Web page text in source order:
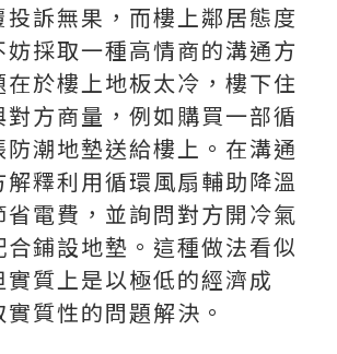
訴無果，而樓上鄰居態度
採取一種高情商的溝通方
於樓上地板太冷，樓下住
方商量，例如購買一部循
潮地墊送給樓上。在溝通
釋利用循環風扇輔助降溫
電費，並詢問對方開冷氣
鋪設地墊。這種做法看似
實質上是以極低的經濟成
質性的問題解決。